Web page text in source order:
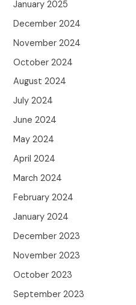
January 2025
December 2024
November 2024
October 2024
August 2024
July 2024
June 2024
May 2024
April 2024
March 2024
February 2024
January 2024
December 2023
November 2023
October 2023
September 2023